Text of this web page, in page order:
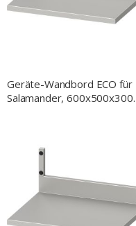
Geräte-Wandbord ECO für
Salamander, 600x500x300